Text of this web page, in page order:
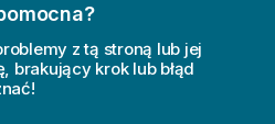
z tą stroną lub jej
brakujący krok lub błąd